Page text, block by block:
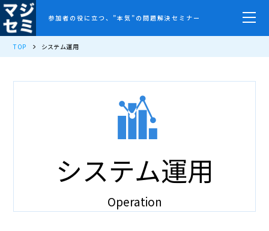
参加者の役に立つ、”本気”の問題解決セミナー
TOP システム運用
システム運用
Operation